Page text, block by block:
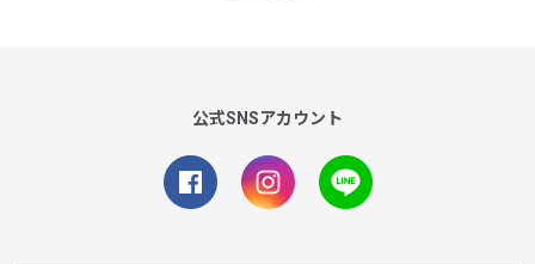
公式SNSアカウント